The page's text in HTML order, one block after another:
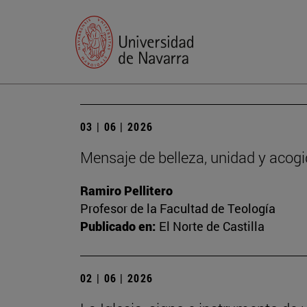
03 | 06 | 2026
Mensaje de belleza, unidad y
Ramiro Pellitero
Profesor de la Facultad de Teología
Publicado en: El Norte de Castilla
02 | 06 | 2026